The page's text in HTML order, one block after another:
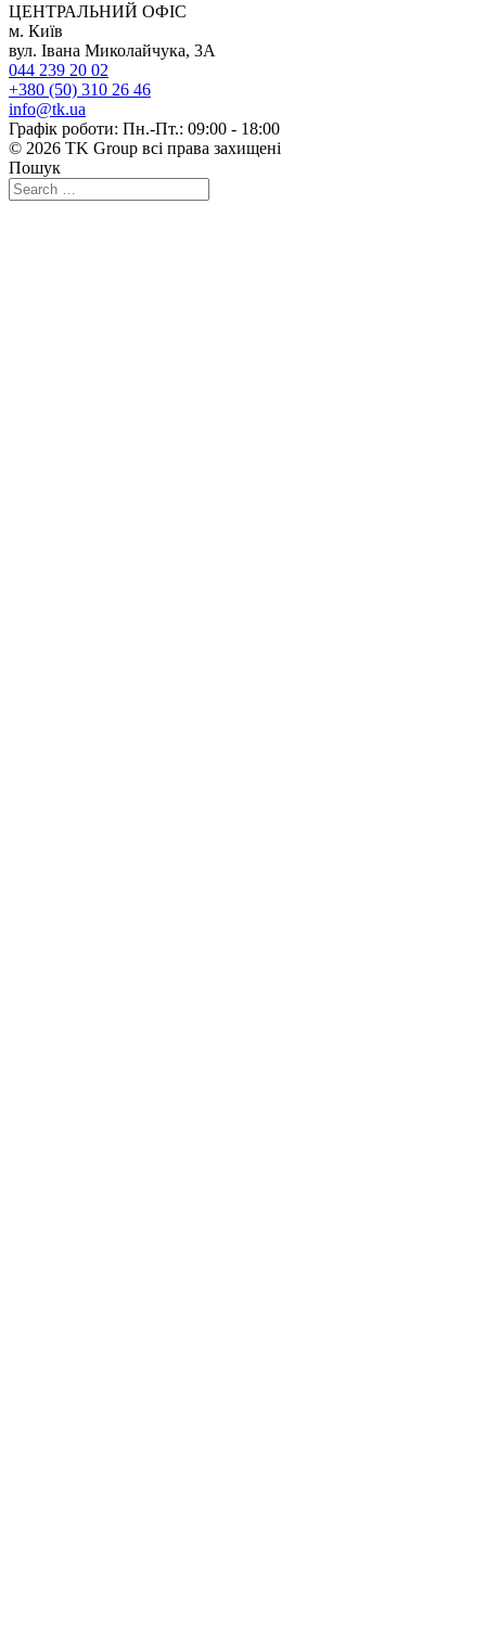
ЦЕНТРАЛЬНИЙ ОФІС
м. Київ
вул. Івана Миколайчука, 3А
044 239 20 02
+380 (50) 310 26 46
info@tk.ua
Графік роботи: Пн.-Пт.: 09:00 - 18:00
© 2026 TK Group всі права захищені
Пошук